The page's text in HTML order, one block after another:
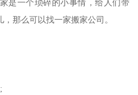
是一个琐碎的小事情，给人们带
那么可以找一家搬家公司。